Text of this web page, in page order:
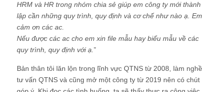
HRM và HR trong nhóm chia sẻ giúp em công ty mới thành
lập cần những quy trình, quy định và cơ chế như nào ạ. Em
cảm ơn các ac.
Nếu được các ac cho em xin file mẫu hay biểu mẫu về các
quy trình, quy định với ạ. ”
Bản thân tôi lăn lộn trong lĩnh vực QTNS từ 2008, làm nghề
tư vấn QTNS và cũng mở một công ty từ 2019 nên có chút